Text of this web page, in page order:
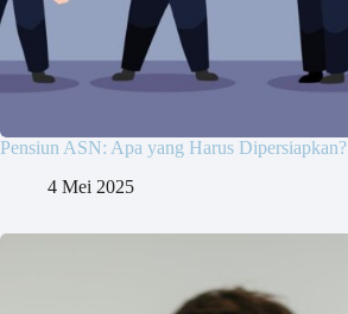
Pensiun ASN: Apa yang Harus Dipersiapkan?
4 Mei 2025